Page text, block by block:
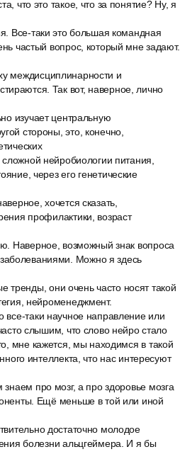
что это такое, что за понятие? Ну, я
Все-таки это большая командная
частый вопрос, который мне задают.
междисциплинарности и
Так вот, наверное, лично
изучает центральную
стороны, это, конечно,
нейробиологии питания,
через его генетические
хочется сказать,
профилактики, возраст
Наверное, возможный знак вопроса
Можно я здесь
они очень часто носят такой
нейроменеджмент.
таки научное направление или
слышим, что слово нейро стало
мне кажется, мы находимся в такой
интеллекта, что нас интересуют
про мозг, а про здоровье мозга
Ещё меньше в той или иной
достаточно молодое
болезни альцгеймера. И я бы